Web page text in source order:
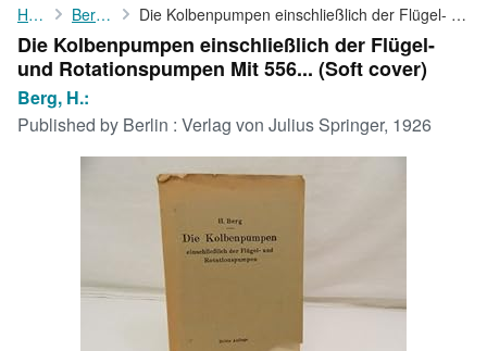
My Account
My Purchases
Advanced Search
Browse Collections
Home Berg, H.: Die Kolbenpumpen einschließlich der Flügel- und Rotationspumpen ...
Die Kolbenpumpen einschließlich der Flügel-
und Rotationspumpen Mit 556... (Soft cover)
Berg, H.:
Published by Berlin : Verlag von Julius Springer, 1926